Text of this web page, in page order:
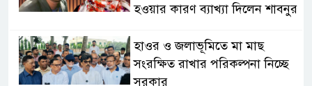
হওয়ার কারণ ব্যাখ্যা দিলেন শাবনুর
হাওর ও জলাভূমিতে মা মাছ
সংরক্ষিত রাখার পরিকল্পনা নিচ্ছে
সরকার